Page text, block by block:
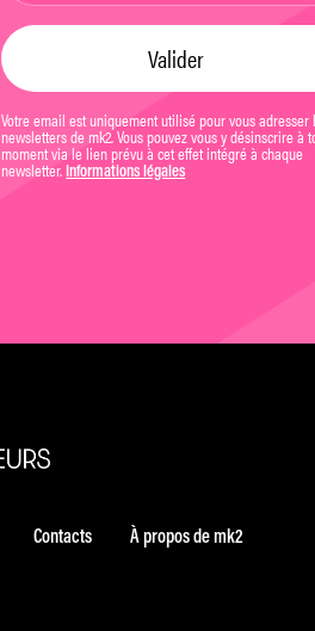
Votre email est uniquement utilisé pour vous adresser
newsletters de mk2. Vous pouvez vous y désinscrire à
moment via le lien prévu à cet effet intégré à chaque
newsletter. Informations légales
Contacts À propos de mk2